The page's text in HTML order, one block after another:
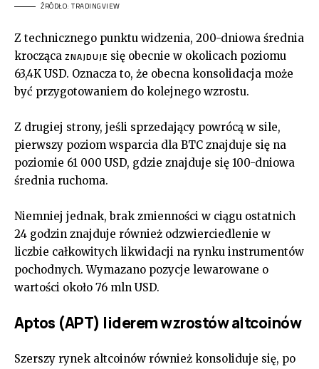
ŹRÓDŁO: TRADINGVIEW
Z technicznego punktu widzenia, 200-dniowa średnia
krocząca ZNAJDUJE się obecnie w okolicach poziomu
63,4K USD. Oznacza to, że obecna konsolidacja może
być przygotowaniem do kolejnego wzrostu.
Z drugiej strony, jeśli sprzedający powrócą w sile,
pierwszy poziom wsparcia dla BTC znajduje się na
poziomie 61 000 USD, gdzie znajduje się 100-dniowa
średnia ruchoma.
Niemniej jednak, brak zmienności w ciągu ostatnich
24 godzin znajduje również odzwierciedlenie w
liczbie całkowitych likwidacji na rynku instrumentów
pochodnych. Wymazano pozycje lewarowane o
wartości około 76 mln USD.
Aptos (APT) liderem wzrostów altcoinów
Szerszy rynek altcoinów również konsoliduje się, po